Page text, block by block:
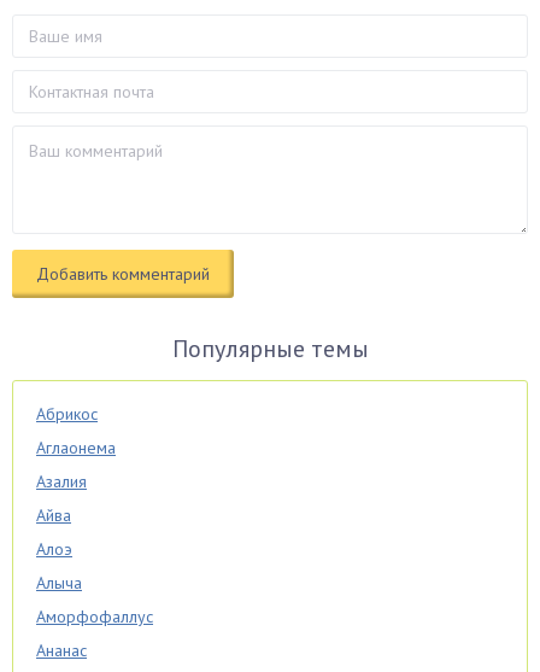
Популярные темы
Абрикос
Аглаонема
Азалия
Айва
Алоэ
Алыча
Аморфофаллус
Ананас